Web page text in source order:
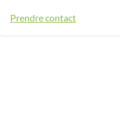
Prendre contact